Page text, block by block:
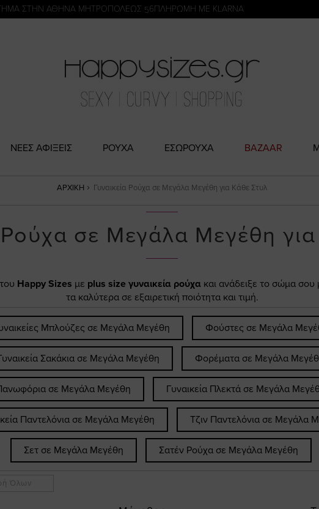
ΣΤΗΝ ΑΘΗΝΑ ΜΗΤΡΟΠΟΛΕΩΣ 56ΠΛΗΡΩΜΗ ΜΕ KLARNA
NΕΕΣ ΑΦΙΞΕΙΣ ΡΟΥΧΑ ΕΣΩΡΟΥΧΑ BAZAAR
ΑΡΧΙΚΉ Γυναικεία Ρούχα σε Μεγάλα Μεγέθη για Κάθε Στυλ
Ρούχα σε Μεγάλα Μεγέθη
Happy Sizes με plus size γυναικεία ρούχα και ανάδειξε το σώμα
τα καλύτερα σε εξαιρετική ποιότητα και τιμή.
Μπλούζες σε Μεγάλα Μεγέθη Φούστες σε Μεγάλα
Σακάκια σε Μεγάλα Μεγέθη Φορέματα σε Μεγάλα
σε Μεγάλα Μεγέθη Γυναικεία Πλεκτά σε Μεγάλα
Παντελόνια σε Μεγάλα Μεγέθη Τζιν Παντελόνια σε Μεγάλα
Σετ σε Μεγάλα Μεγέθη Σατέν Ρούχα σε Μεγάλα Μεγέθη
Όλων